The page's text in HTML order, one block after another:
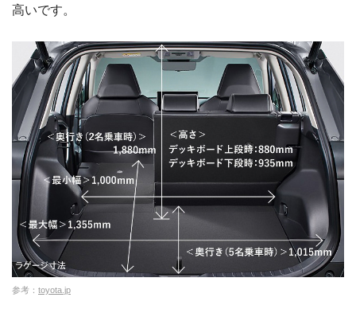
高いです。
参考： toyota.jp